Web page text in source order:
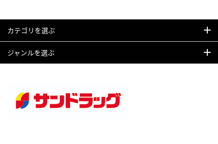
カテゴリを選ぶ
ジャンルを選ぶ